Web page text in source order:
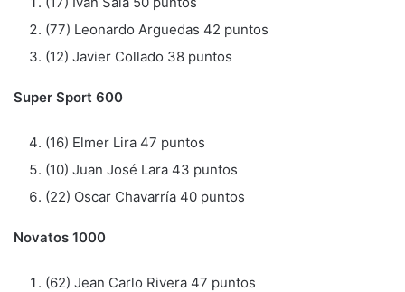
(77) Leonardo Arguedas 42 puntos
(12) Javier Collado 38 puntos
Super Sport 600
(16) Elmer Lira 47 puntos
(10) Juan José Lara 43 puntos
(22) Oscar Chavarría 40 puntos
Novatos 1000
(62) Jean Carlo Rivera 47 puntos